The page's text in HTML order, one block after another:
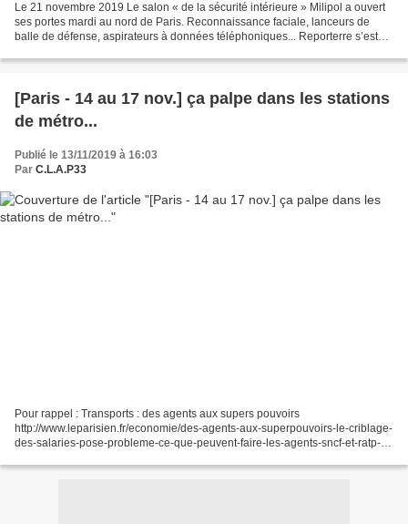
Le 21 novembre 2019 Le salon « de la sécurité intérieure » Milipol a ouvert
ses portes mardi au nord de Paris. Reconnaissance faciale, lanceurs de
balle de défense, aspirateurs à données téléphoniques... Reporterre s’est
[Paris - 14 au 17 nov.] ça palpe dans les stations
de métro...
Publié le 13/11/2019 à 16:03
Par C.L.A.P33
Pour rappel : Transports : des agents aux supers pouvoirs
http://www.leparisien.fr/economie/des-agents-aux-superpouvoirs-le-criblage-
des-salaries-pose-probleme-ce-que-peuvent-faire-les-agents-sncf-et-ratp-